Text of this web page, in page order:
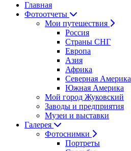
Главная
Фотоотчеты
Мои путешествия
Россия
Страны СНГ
Европа
Азия
Африка
Северная Америка
Южная Америка
Мой город Жуковский
Заводы и предприятия
Музеи и выставки
Галерея
Фотоснимки
Портреты